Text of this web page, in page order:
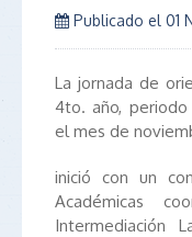
Publicado el 01
La jornada de
4to. año, periodo
el mes de
inició con un
Académicas
Intermediación